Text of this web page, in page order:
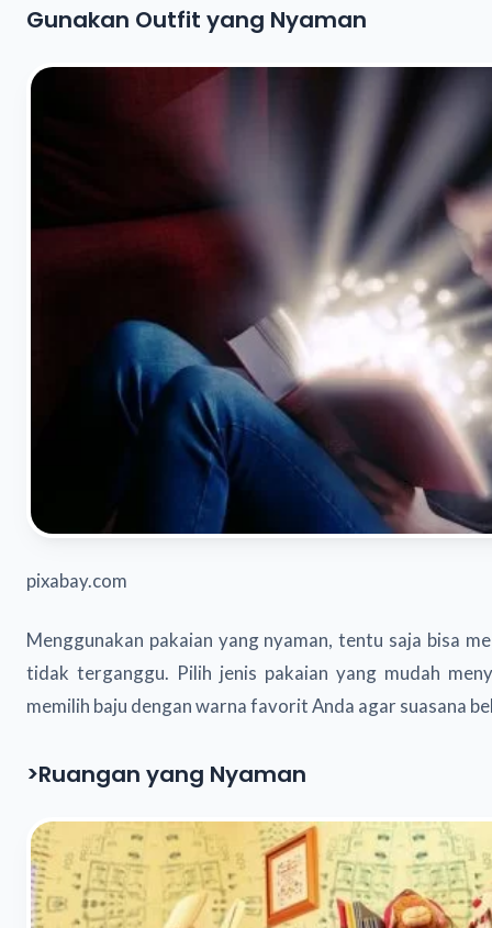
Gunakan Outfit yang Nyaman
pixabay.com
Menggunakan pakaian yang nyaman, tentu saja bisa
tidak terganggu. Pilih jenis pakaian yang mudah
memilih baju dengan warna favorit Anda agar suasana
>Ruangan yang Nyaman